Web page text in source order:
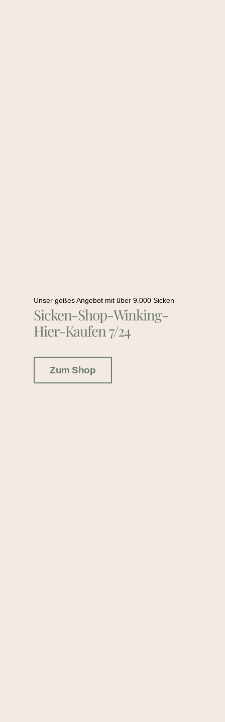
Unser goßes Angebot mit über 9.000 Sicken
Sicken-Shop-Winking-
Hier-Kaufen 7/24
Zum Shop